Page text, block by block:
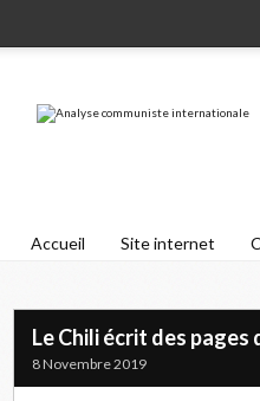
Accueil Site internet
Le Chili écrit des
8 Novembre 2019